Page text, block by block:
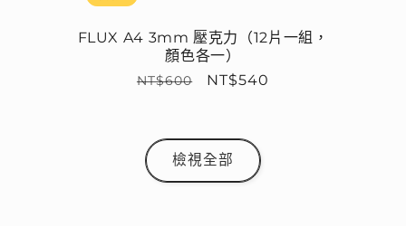
FLUX A4 3mm 壓克力（12片一組，
顏色各一）
定
NT$600
售
NT$540
檢視全部